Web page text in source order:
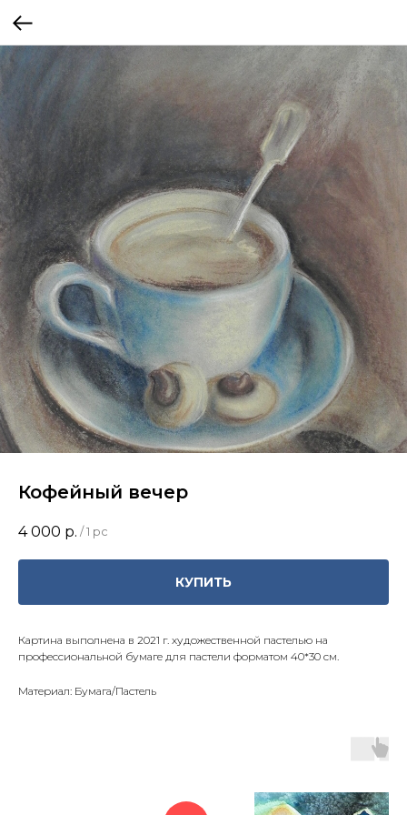
Кофейный вечер
4 000 р. / 1 pc
КУПИТЬ
Картина выполнена в 2021 г. художественной пастелью на
профессиональной бумаге для пастели форматом 40*30 см.
Материал: Бумага/Пастель